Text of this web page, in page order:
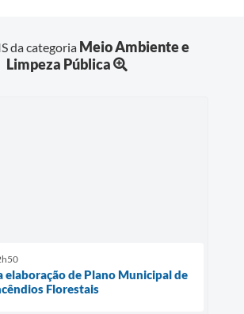
da categoria Meio Ambiente e
Limpeza Pública
elaboração de Plano Municipal de
Florestais